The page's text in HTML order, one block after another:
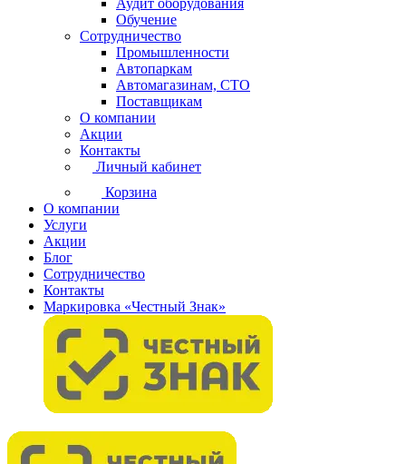
Аудит оборудования
Обучение
Сотрудничество
Промышленности
Автопаркам
Автомагазинам, СТО
Поставщикам
О компании
Акции
Контакты
Личный кабинет
Корзина
О компании
Услуги
Акции
Блог
Сотрудничество
Контакты
Маркировка «Честный Знак»